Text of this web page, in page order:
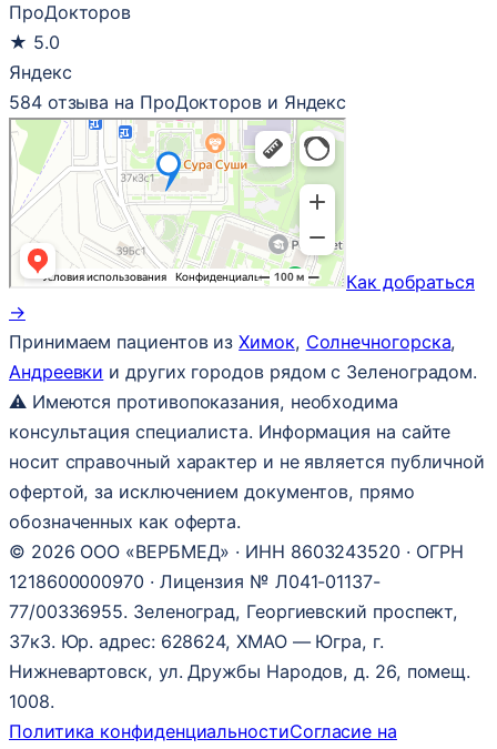
ПроДокторов
★ 5.0
Яндекс
584 отзыва на ПроДокторов и Яндекс
Как добраться
→
Принимаем пациентов изХимок, Солнечногорска,
Андреевки и других городов рядом с Зеленоградом.
⚠ Имеются противопоказания, необходима
консультация специалиста. Информация на сайте
носит справочный характер и не является публичной
офертой, за исключением документов, прямо
обозначенных как оферта.
© 2026 ООО «ВЕРБМЕД» · ИНН 8603243520 · ОГРН
1218600000970 · Лицензия № Л041-01137-
77/00336955. Зеленоград, Георгиевский проспект,
37к3. Юр. адрес: 628624, ХМАО — Югра, г.
Нижневартовск, ул. Дружбы Народов, д. 26, помещ.
1008.
Политика конфиденциальностиСогласие на